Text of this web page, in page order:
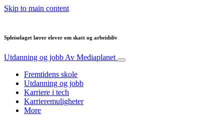
Skip to main content
Spleiselaget lærer elever om skatt og arbeidsliv
Utdanning og jobb Av Mediaplanet
Fremtidens skole
Utdanning og jobb
Karriere i tech
Karrieremuligheter
More